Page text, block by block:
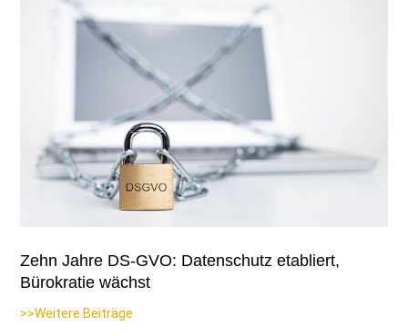
Zehn Jahre DS-GVO: Datenschutz etabliert,
Bürokratie wächst
>>Weitere Beiträge